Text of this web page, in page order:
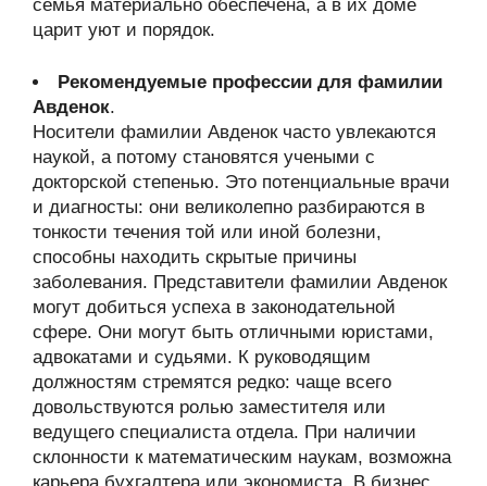
семья материально обеспечена, а в их доме
царит уют и порядок.
Рекомендуемые профессии для фамилии
Авденок.
Носители фамилии Авденок часто увлекаются
наукой, а потому становятся учеными с
докторской степенью. Это потенциальные врачи
и диагносты: они великолепно разбираются в
тонкости течения той или иной болезни,
способны находить скрытые причины
заболевания. Представители фамилии Авденок
могут добиться успеха в законодательной
сфере. Они могут быть отличными юристами,
адвокатами и судьями. К руководящим
должностям стремятся редко: чаще всего
довольствуются ролью заместителя или
ведущего специалиста отдела. При наличии
склонности к математическим наукам, возможна